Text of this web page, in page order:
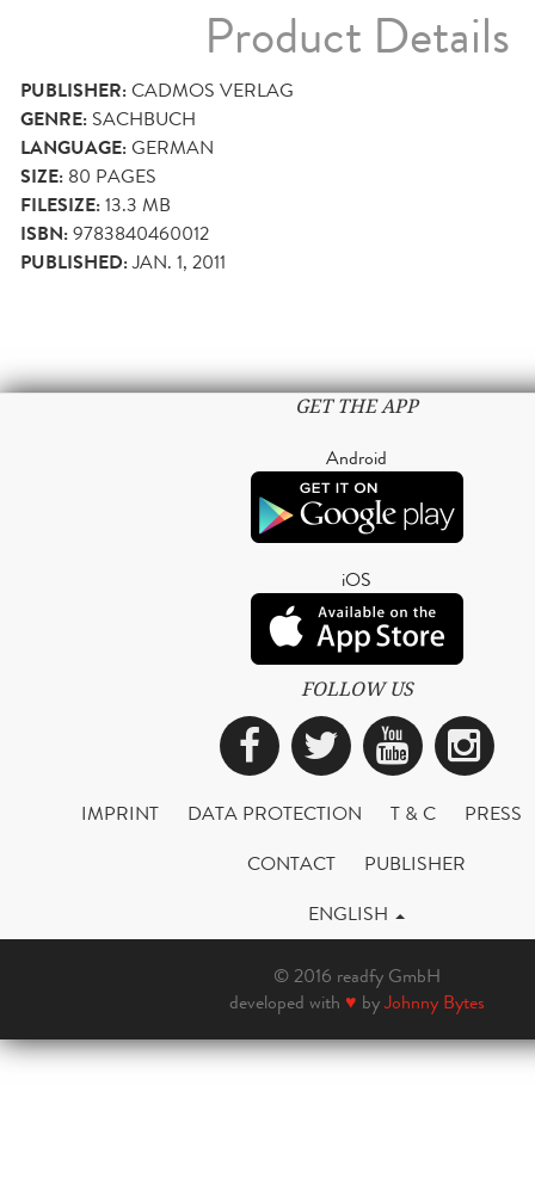
Product Details
PUBLISHER:CADMOS VERLAG
GENRE: SACHBUCH
LANGUAGE:GERMAN
SIZE: 80 PAGES
FILESIZE:13.3 MB
ISBN:9783840460012
PUBLISHED:JAN. 1, 2011
GET THE APP
Android
iOS
FOLLOW US
Facebook
Twitter
IMPRINT DATA PROTECTION T & C
PRESS
CONTACT
PUBLISHER
ENGLISH
© 2016 readfy GmbH
developed with ♥ byJohnny Bytes